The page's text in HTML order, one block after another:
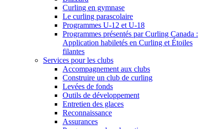
Curling en gymnase
Le curling parascolaire
Programmes U-12 et U-18
Programmes présentés par Curling Canada :
Application habiletés en Curling et Étoiles
filantes
Services pour les clubs
Accompagnement aux clubs
Construire un club de curling
Levées de fonds
Outils de développement
Entretien des glaces
Reconnaissance
Assurances